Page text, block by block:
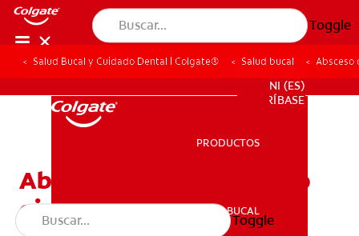
Toggle
SALUD BUCAL
NI (ES)
SUSCRÍBASE
PRODUCTOS
SALUD BUCAL
Toggle
Salud Bucal y Cuidado Dental | Colgate® Salud bucal Absceso
Absceso dental y absceso
gingival